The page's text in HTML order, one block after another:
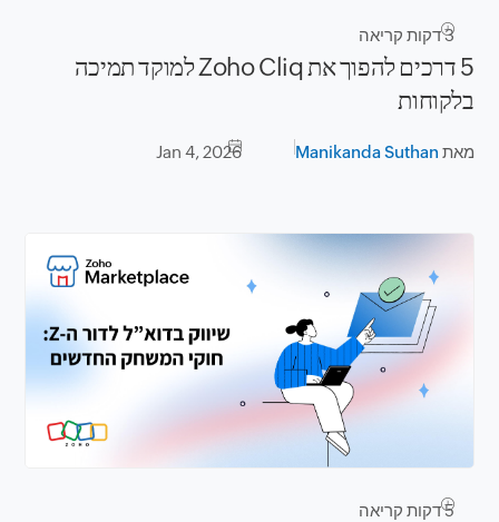
3דקות קריאה
5 דרכים להפוך את Zoho Cliq למוקד תמיכה
בלקוחות
מאת Manikanda Suthan
Jan 4, 2026
5דקות קריאה